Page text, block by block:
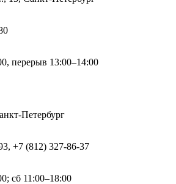
перерыв 13:00–14:00
Петербург
+7 (812) 327-86-37
сб 11:00–18:00